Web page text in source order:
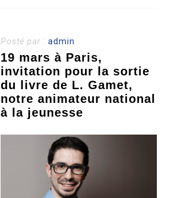
Posté par :admin
19 mars à Paris,
invitation pour la sortie
du livre de L. Gamet,
notre animateur national
à la jeunesse